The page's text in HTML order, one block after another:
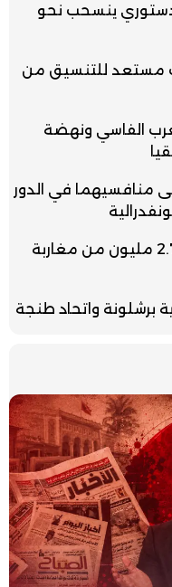
ينسحب نحو
مستعد للتنسيق من
الفاسي ونهضة
منافسيهما في الدور
“مرحبا 2026”.. أكثر من 2.74 مليون من مغاربة
برشلونة واتحاد طنجة